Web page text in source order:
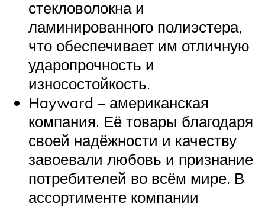
стекловолокна и
ламинированного полиэстера,
что обеспечивает им отличную
ударопрочность и
износостойкость.
Hayward – американская
компания. Её товары благодаря
своей надёжности и качеству
завоевали любовь и признание
потребителей во всём мире. В
ассортименте компании